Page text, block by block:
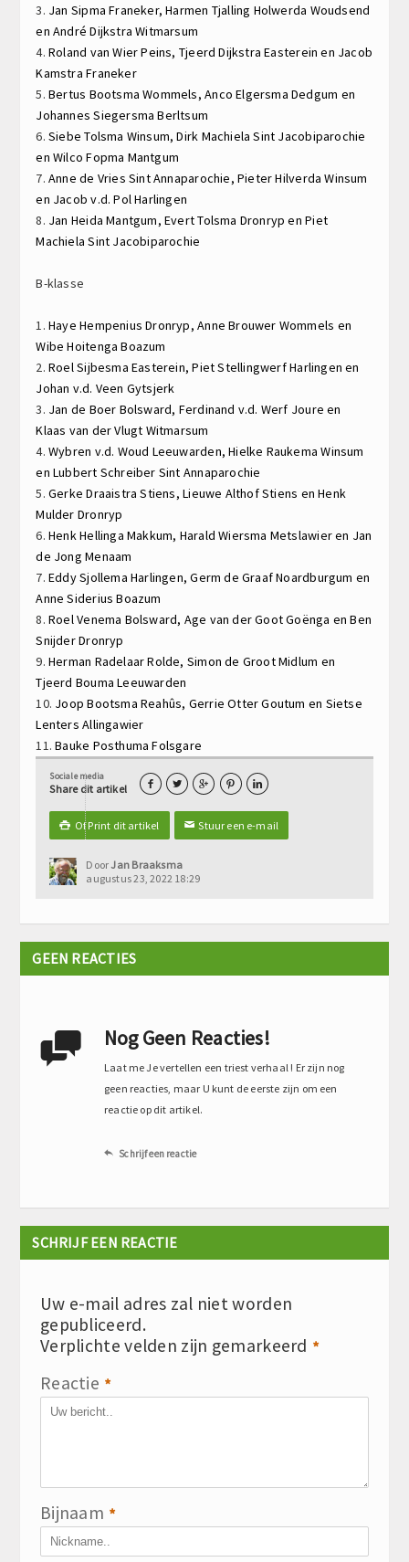
3. Jan SipmaFraneker,Harmen Tjalling Holwerda Woudsend
enAndré DijkstraWitmarsum
4.Roland van WierPeins, Tjeerd DijkstraEasterein en Jacob
KamstraFraneker
5.Bertus BootsmaWommels,Anco ElgersmaDedgum en
Johannes SiegersmaBerltsum
6.Siebe Tolsma Winsum,Dirk MachielaSint Jacobiparochie
enWilco Fopma Mantgum
7.Anne de Vries Sint Annaparochie, Pieter HilverdaWinsum
en Jacob v.d. PolHarlingen
8. Jan HeidaMantgum,Evert Tolsma Dronryp enPiet
MachielaSint Jacobiparochie
B-klasse
1.Haye HempeniusDronryp,Anne Brouwer Wommels en
Wibe HoitengaBoazum
2.Roel Sijbesma Easterein,Piet StellingwerfHarlingen en
Johan v.d. Veen Gytsjerk
3. Jan de Boer Bolsward, Ferdinand v.d. Werf Joure en
Klaas van der Vlugt Witmarsum
4.Wybren v.d. Woud Leeuwarden,Hielke RaukemaWinsum
enLubbert Schreiber Sint Annaparochie
5.Gerke DraaistraStiens,Lieuwe AlthofStiens enHenk
Mulder Dronryp
6.Henk Hellinga Makkum, Harald Wiersma Metslawier en Jan
de JongMenaam
7.Eddy Sjollema Harlingen,Germ de GraafNoardburgum en
Anne SideriusBoazum
8.Roel Venema Bolsward, Age van der GootGoënga enBen
SnijderDronryp
9.Herman RadelaarRolde, Simon de GrootMidlum en
Tjeerd BoumaLeeuwarden
10. Joop Bootsma Reahûs, Gerrie OtterGoutum en Sietse
LentersAllingawier
11.Bauke PosthumaFolsgare
Sociale media
Share dit artikel     
 Of Print dit artikel ✉Stuur een e-mail
DoorJan Braaksma
augustus 23, 2022 18:29
GEEN REACTIES
 Nog Geen Reacties!
Laat me Je vertellen een triest verhaal ! Er zijn nog
geen reacties, maar U kunt de eerste zijn om een
reactie op dit artikel.
 Schrijf een reactie
SCHRIJF EEN REACTIE
Uw e-mail adres zal niet worden
gepubliceerd.
Verplichte velden zijn gemarkeerd *
Reactie *
Bijnaam *